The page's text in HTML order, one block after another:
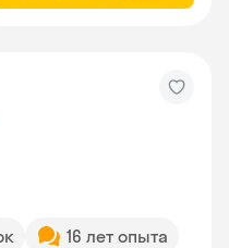
16 лет опыта